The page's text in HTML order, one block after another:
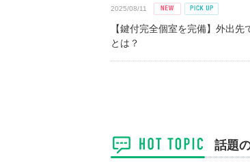
2025/08/11
【鍵付完全個室を完備】外出
とは？
話題